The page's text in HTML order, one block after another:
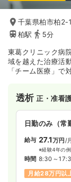
千葉県柏市柏
柏駅
5分
東葛クリニック病
域を越えた治療活
「チーム医療」で
透析正・准看
日勤のみ（常
給与 27.1万円 /
※経験4年の例
時間 8:30～
月給28万円以